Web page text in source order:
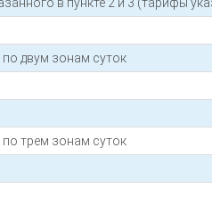
в пункте 2 и 3 (тарифы
двум зонам суток
трем зонам суток